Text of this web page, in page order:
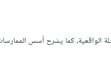
الواقعية، كما يشرح أسس